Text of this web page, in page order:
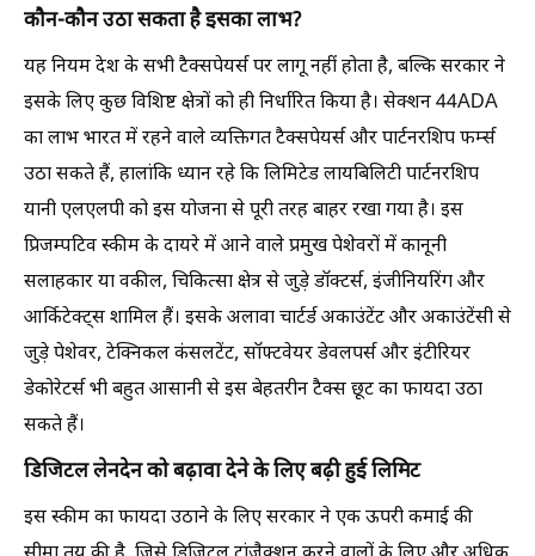
कौन-कौन उठा सकता है इसका लाभ?
यह नियम देश के सभी टैक्सपेयर्स पर लागू नहीं होता है, बल्कि सरकार ने
इसके लिए कुछ विशिष्ट क्षेत्रों को ही निर्धारित किया है। सेक्शन 44ADA
का लाभ भारत में रहने वाले व्यक्तिगत टैक्सपेयर्स और पार्टनरशिप फर्म्स
उठा सकते हैं, हालांकि ध्यान रहे कि लिमिटेड लायबिलिटी पार्टनरशिप
यानी एलएलपी को इस योजना से पूरी तरह बाहर रखा गया है। इस
प्रिजम्पटिव स्कीम के दायरे में आने वाले प्रमुख पेशेवरों में कानूनी
सलाहकार या वकील, चिकित्सा क्षेत्र से जुड़े डॉक्टर्स, इंजीनियरिंग और
आर्किटेक्ट्स शामिल हैं। इसके अलावा चार्टर्ड अकाउंटेंट और अकाउंटेंसी से
जुड़े पेशेवर, टेक्निकल कंसलटेंट, सॉफ्टवेयर डेवलपर्स और इंटीरियर
डेकोरेटर्स भी बहुत आसानी से इस बेहतरीन टैक्स छूट का फायदा उठा
सकते हैं।
डिजिटल लेनदेन को बढ़ावा देने के लिए बढ़ी हुई लिमिट
इस स्कीम का फायदा उठाने के लिए सरकार ने एक ऊपरी कमाई की